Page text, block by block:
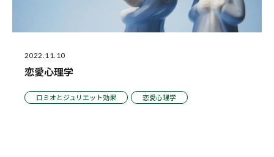
2022.11.10
恋愛心理学
ロミオとジュリエット効果 恋愛心理学